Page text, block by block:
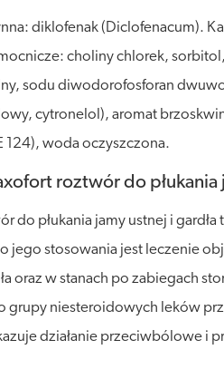
diklofenak (Diclofenacum).
choliny chlorek,
sodu diwodorofosforan
cytronelol), aromat
124), woda oczyszczona.
roztwór do płukania
do płukania jamy ustnej i
jego stosowania jest leczenie
oraz w stanach po zabiegach
grupy niesteroidowych leków
działanie przeciwbólowe i